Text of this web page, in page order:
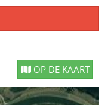
OP DE KAART